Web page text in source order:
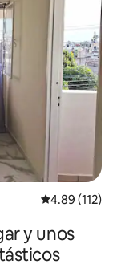
Calificación
4.89 (112)
y unos